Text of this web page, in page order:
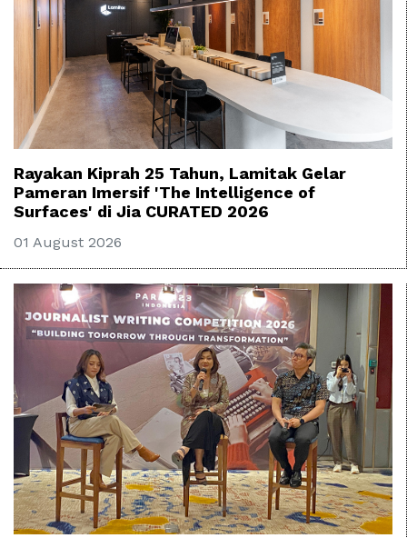
Rayakan Kiprah 25 Tahun, Lamitak Gelar
Pameran Imersif 'The Intelligence of
Surfaces' di Jia CURATED 2026
01 August 2026